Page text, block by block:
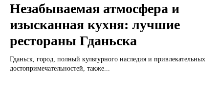
Незабываемая атмосфера и
изысканная кухня: лучшие
рестораны Гданьска
Гданьск, город, полный культурного наследия и привлекательных
достопримечательностей, также...